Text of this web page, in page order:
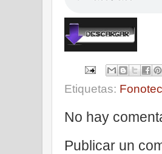
Etiquetas:
No hay
Publicar un